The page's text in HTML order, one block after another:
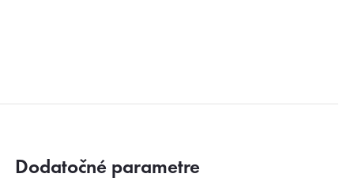
Dodatočné parametre